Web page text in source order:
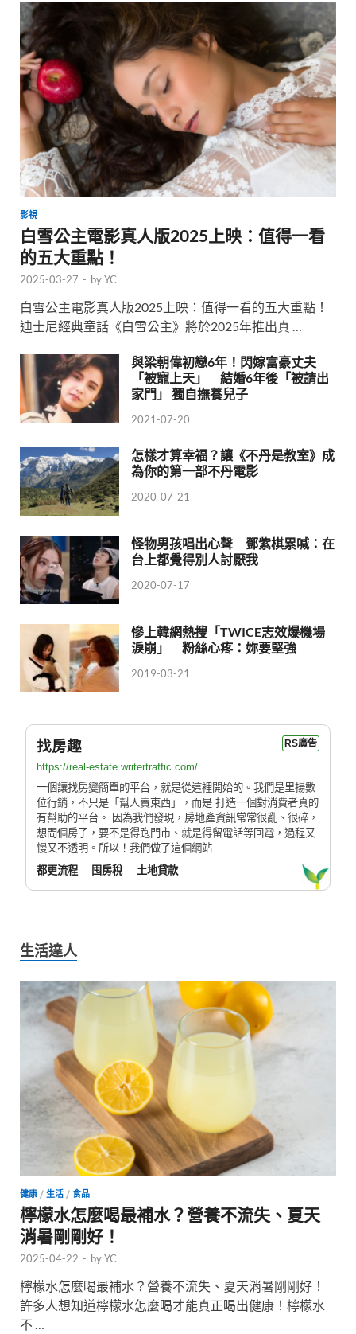
影視
白雪公主電影真人版2025上映：值得一看
的五大重點！
2025-03-27 - byYC
白雪公主電影真人版2025上映：值得一看的五大重點！
迪士尼經典童話《白雪公主》將於2025年推出真 …
與梁朝偉初戀6年！閃嫁富豪丈夫
「被寵上天」 結婚6年後「被請出
家門」 獨自撫養兒子
2021-07-20
怎樣才算幸福？讓《不丹是教室》成
為你的第一部不丹電影
2020-07-21
怪物男孩唱出心聲 鄧紫棋累喊：在
台上都覺得別人討厭我
2020-07-17
慘上韓網熱搜「TWICE志效爆機場
淚崩」 粉絲心疼：妳要堅強
2019-03-21
找房趣 RS廣告
https://real-estate.writertraffic.com/
一個讓找房變簡單的平台，就是從這裡開始的。我們是里揚數
位行銷，不只是「幫人賣東西」，而是 打造一個對消費者真的
有幫助的平台。 因為我們發現，房地產資訊常常很亂、很碎，
想問個房子，要不是得跑門市、就是得留電話等回電，過程又
慢又不透明。所以！我們做了這個網站
都更流程
囤房稅 土地貸款
生活達人
健康 / 生活 / 食品
檸檬水怎麼喝最補水？營養不流失、夏天
消暑剛剛好！
2025-04-22 - byYC
檸檬水怎麼喝最補水？營養不流失、夏天消暑剛剛好！
許多人想知道檸檬水怎麼喝才能真正喝出健康！檸檬水
不 …